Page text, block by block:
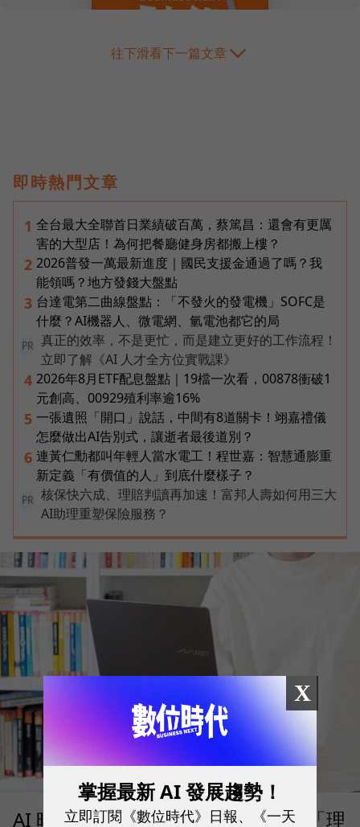
往下滑看下一篇文章
即時熱門文章
1 全台最大全聯首日業績破百萬，蔡篤昌：還會有更厲
害的大型店！為何把餐廳健身房都搬上樓？
2 2026普發一萬最新進度｜國民支援金通過了嗎？我
能領嗎？地方發錢大盤點
3 台達電第二曲線盤點：「不發火的發電機」SOFC是
什麼？AI機器人、微電網、氫電池都它的局
PR
真正的效率，不是更忙，而是建立更好的工作流程！
立即了解《AI 人才全方位實戰課》
4 2026年8月ETF配息盤點｜19檔一次看，00878衝破1
元創高、00929殖利率逾16%
5 一張遺照「開口」說話，中間有8道關卡！翊嘉禮儀
怎麼做出AI告別式，讓逝者最後道別？
6 連黃仁勳都叫年輕人當水電工！程世嘉：智慧通膨重
新定義「有價值的人」到底什麼樣子？
PR
核保快六成、理賠判讀再加速！富邦人壽如何用三大
AI助理重塑保險服務？
AI 時代的行動生產力：MSI 如何用「理
X
掌握最新 AI 發展趨勢！
立即訂閱《數位時代》日報、《一天